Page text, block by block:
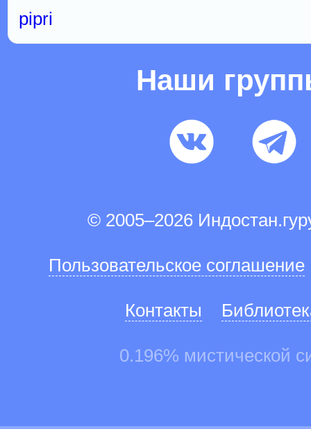
pipri
Наши
© 2005–2026
Пользовательское соглашение
Контакты
0.196% мистической